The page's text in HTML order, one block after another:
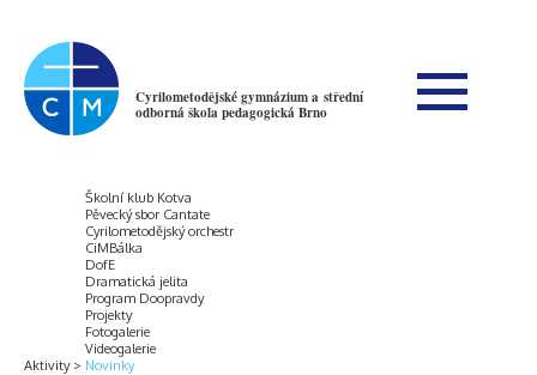
Cyrilometodějské gymnázium a střední
odborná škola pedagogická Brno
Aktivity
Školní klub Kotva
Pěvecký sbor Cantate
Cyrilometodějský orchestr
CiMBálka
DofE
Dramatická jelita
Program Doopravdy
Projekty
Fotogalerie
Videogalerie
Novinky